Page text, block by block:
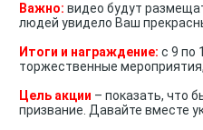
Важно: видео будут
людей увидело Ваш
Итоги и награждение: с 9 по
торжественные
Цель акции – показать, что
призвание. Давайте вместе